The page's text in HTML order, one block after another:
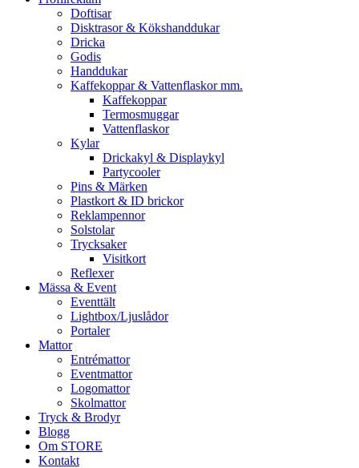
Doftisar
Disktrasor & Kökshanddukar
Dricka
Godis
Handdukar
Kaffekoppar & Vattenflaskor mm.
Kaffekoppar
Termosmuggar
Vattenflaskor
Kylar
Drickakyl & Displaykyl
Partycooler
Pins & Märken
Plastkort & ID brickor
Reklampennor
Solstolar
Trycksaker
Visitkort
Reflexer
Mässa & Event
Eventtält
Lightbox/Ljuslådor
Portaler
Mattor
Entrémattor
Eventmattor
Logomattor
Skolmattor
Tryck & Brodyr
Blogg
Om STORE
Kontakt